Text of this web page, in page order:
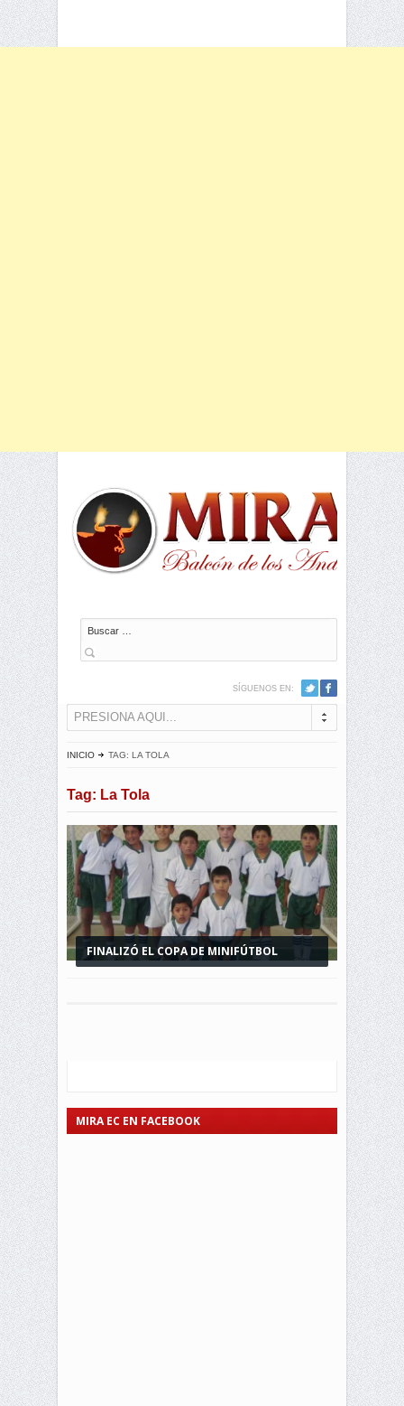
Buscar
SÍGUENOS EN:
PRESIONA AQUI...
INICIO TAG: LA TOLA
Tag: La Tola
FINALIZÓ EL COPA DE MINIFÚTBOL
MIRA EC EN FACEBOOK